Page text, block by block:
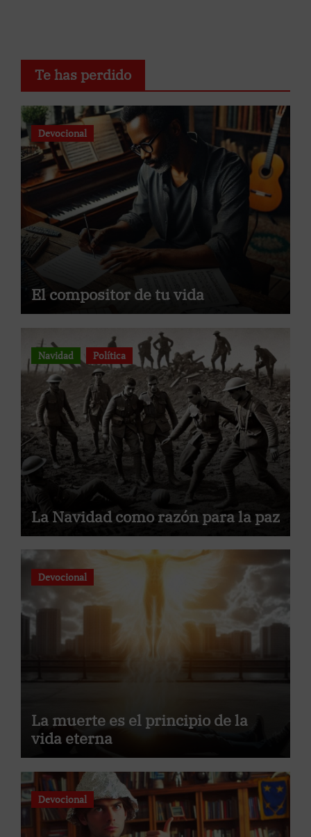
Te has perdido
Devocional
El compositor de tu vida
Navidad Política
La Navidad como razón para la paz
Devocional
La muerte es el principio de la
vida eterna
Devocional